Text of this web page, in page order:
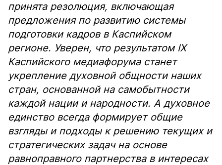
принята резолюция, включающая
предложения по развитию системы
подготовки кадров в Каспийском
регионе. Уверен, что результатом IX
Каспийского медиафорума станет
укрепление духовной общности наших
стран, основанной на самобытности
каждой нации и народности. А духовное
единство всегда формирует общие
взгляды и подходы к решению текущих и
стратегических задач на основе
равноправного партнерства в интересах